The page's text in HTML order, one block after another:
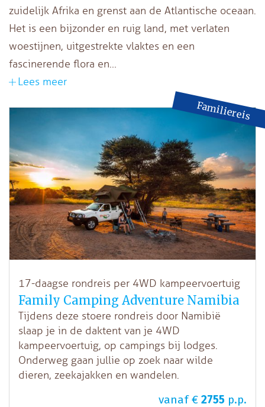
zuidelijk Afrika en grenst aan de Atlantische oceaan.
Het is een bijzonder en ruig land, met verlaten
woestijnen, uitgestrekte vlaktes en een
fascinerende flora en…
Lees meer
17-daagse rondreis per 4WD kampeervoertuig
Family Camping Adventure Namibia
Tijdens deze stoere rondreis door Namibië
slaap je in de daktent van je 4WD
kampeervoertuig, op campings bij lodges.
Onderweg gaan jullie op zoek naar wilde
dieren, zeekajakken en wandelen.
vanaf € 2755 p.p.
Familiereis